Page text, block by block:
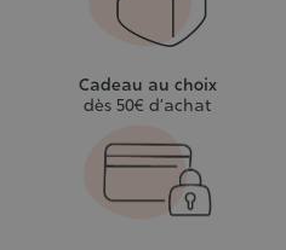
Cadeau au choix
dès 50€ d’achat